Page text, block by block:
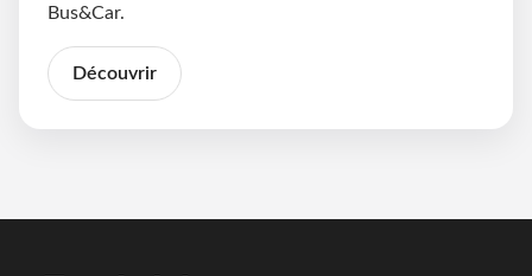
Bus&Car.
Découvrir